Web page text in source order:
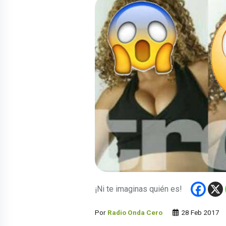
¡Ni te imaginas quién es!
Por Radio Onda Cero 28 Feb 2017